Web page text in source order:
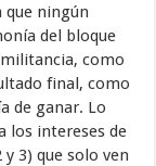
ningún
del bloque
militancia, como
final, como
de ganar. Lo
los intereses de
3) que solo ven